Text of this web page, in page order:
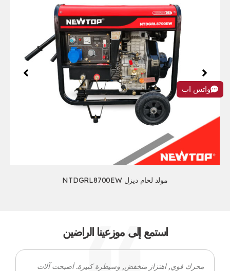
مولد لحام ديزل NTDGRL8700EW
استمع إلى موزعينا الراضين
محرك قوي, اهتزاز منخفض, وسيطرة كبيرة. أصبحت آلات
واتس اب